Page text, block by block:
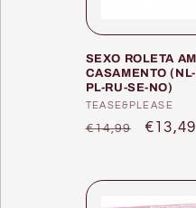
SEXO ROLETA
CASAMENTO
PL-RU-SE-NO)
Fornecedor:
TEASE&PLEASE
Preço
€14,99
Preço
€13,49